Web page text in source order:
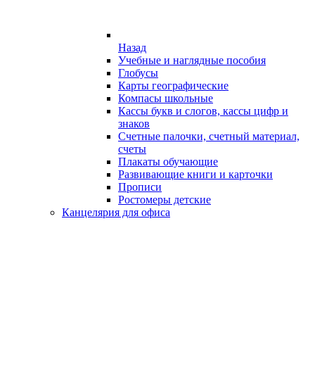
Назад
Учебные и наглядные пособия
Глобусы
Карты географические
Компасы школьные
Кассы букв и слогов, кассы цифр и
знаков
Счетные палочки, счетный материал,
счеты
Плакаты обучающие
Развивающие книги и карточки
Прописи
Ростомеры детские
Канцелярия для офиса